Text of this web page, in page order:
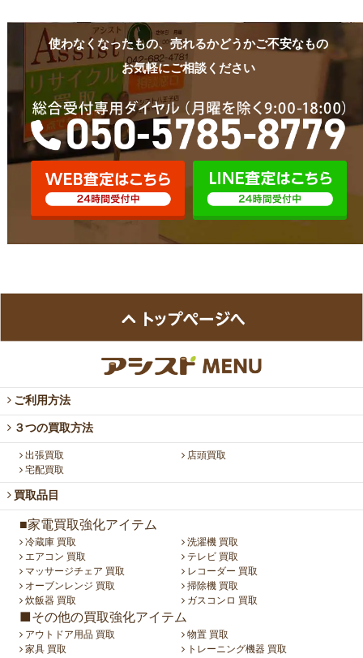
使わなくなったもの、売れるかどうかご不安なもの
お気軽にご相談ください
ご利用方法
３つの買取方法
出張買取
店頭買取
宅配買取
買取品目
■家電買取強化アイテム
冷蔵庫 買取
洗濯機 買取
エアコン 買取
テレビ 買取
マッサージチェア 買取
レコーダー 買取
オーブンレンジ 買取
掃除機 買取
炊飯器 買取
ガスコンロ 買取
■その他の買取強化アイテム
アウトドア用品 買取
物置 買取
家具 買取
トレーニング機器 買取